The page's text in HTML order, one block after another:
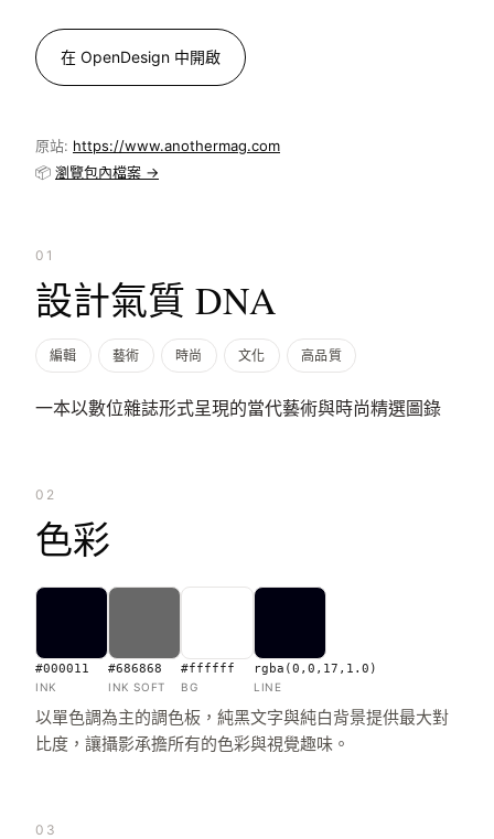
在 OpenDesign 中開啟
原站: https://www.anothermag.com
📦 瀏覽包內檔案 →
01
設計氣質 DNA
編輯 藝術 時尚 文化 高品質
一本以數位雜誌形式呈現的當代藝術與時尚精選圖錄
02
色彩
#000011
INK
#686868
INK SOFT
#ffffff
BG
rgba(0,0,17,1.0)
LINE
以單色調為主的調色板，純黑文字與純白背景提供最大對
比度，讓攝影承擔所有的色彩與視覺趣味。
03